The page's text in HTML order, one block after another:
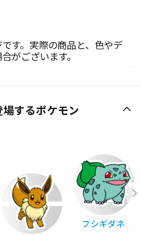
す。実際の商品と、色やデ
がございます。
するポケモン
フシギダネ